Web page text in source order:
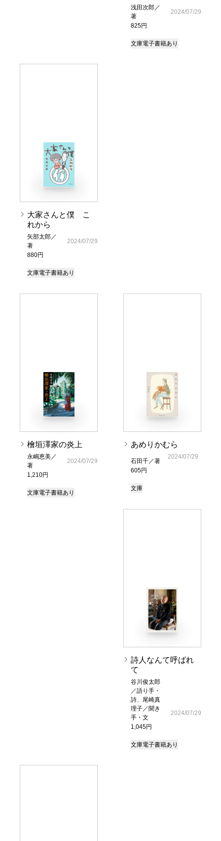
浅田次郎／
著
825円
2024/07/29
文庫電子書籍あり
大家さんと僕 こ
れから
矢部太郎／
著
880円
2024/07/29
文庫電子書籍あり
檜垣澤家の炎上
永嶋恵美／
著
1,210円
2024/07/29
文庫電子書籍あり
あめりかむら
石田千／著
605円
2024/07/29
文庫
詩人なんて呼ばれ
て
谷川俊太郎
／語り手・
詩、尾崎真
理子／聞き
手・文
1,045円
2024/07/29
文庫電子書籍あり